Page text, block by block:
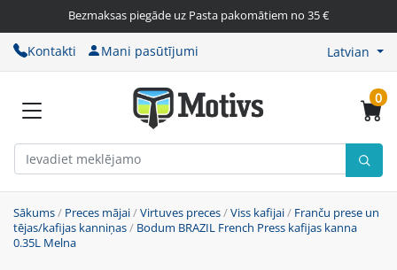
Bezmaksas piegāde uz Pasta pakomātiem no 35 €
Kontakti Mani pasūtījumi Latvian
0
Sākums/ Preces mājai/Virtuves preces/Viss kafijai/ Franču prese un
tējas/kafijas kanniņas/ Bodum BRAZIL French Press kafijas kanna
0.35L Melna